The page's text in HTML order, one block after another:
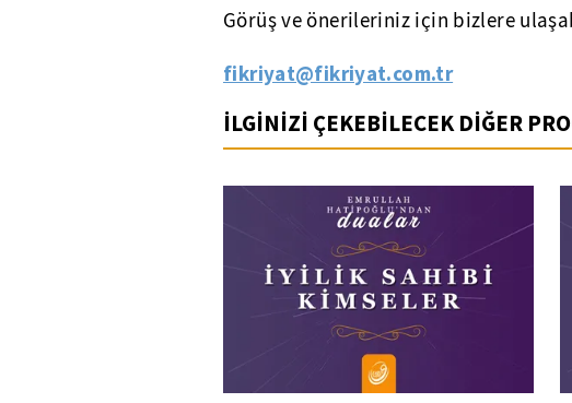
Görüş ve önerileriniz için bizlere
fikriyat@fikriyat.com.tr
İLGİNİZİ ÇEKEBİLECEK DİĞER